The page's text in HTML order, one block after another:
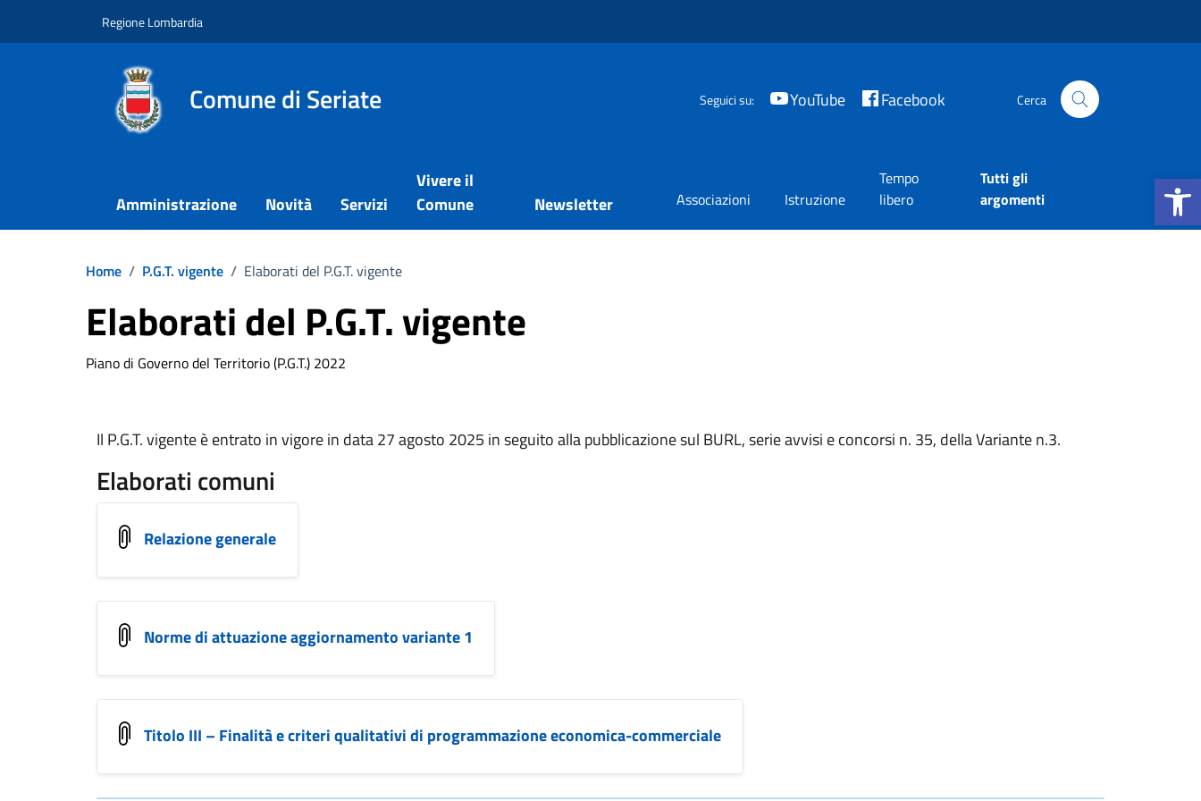
Apri la
Regione Lombardia
Comune di Seriate Seguici su: YouTube Facebook Cerca
Amministrazione Novità Servizi
Vivere il
Comune
Newsletter Associazioni Istruzione
Tempo
libero
Tutti gli
argomenti
Home / P.G.T. vigente / Elaborati del P.G.T. vigente
Elaborati del P.G.T. vigente
Piano di Governo del Territorio (P.G.T.) 2022
Il P.G.T. vigente è entrato in vigore in data 27 agosto 2025 in seguito alla pubblicazione sul BURL, serie avvisi e concorsi n. 35, della Variante n.3.
Elaborati comuni
Relazione generale
Norme di attuazione aggiornamento variante 1
Titolo III – Finalità e criteri qualitativi di programmazione economica-commerciale